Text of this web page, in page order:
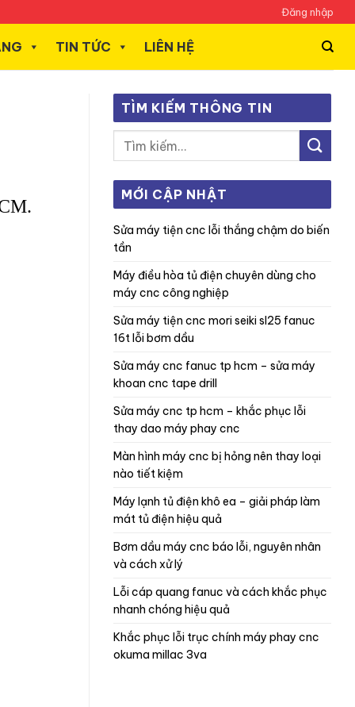
Đăng nhập
TIN TỨC LIÊN HỆ
TÌM KIẾM THÔNG TIN
MỚI CẬP NHẬT
sửa máy tiện cnc lỗi thắng chậm do biến
tần
máy điều hòa tủ điện chuyên dùng cho
máy cnc công nghiệp
sửa máy tiện cnc mori seiki sl25 fanuc
16t lỗi bơm dầu
sửa máy cnc fanuc tp hcm – sửa máy
khoan cnc tape drill
sửa máy cnc tp hcm – khắc phục lỗi
thay dao máy phay cnc
màn hình máy cnc bị hỏng nên thay loại
nào tiết kiệm
máy lạnh tủ điện khô ea – giải pháp làm
mát tủ điện hiệu quả
bơm dầu máy cnc báo lỗi, nguyên nhân
và cách xử lý
lỗi cáp quang fanuc và cách khắc phục
nhanh chóng hiệu quả
khắc phục lỗi trục chính máy phay cnc
okuma millac 3va